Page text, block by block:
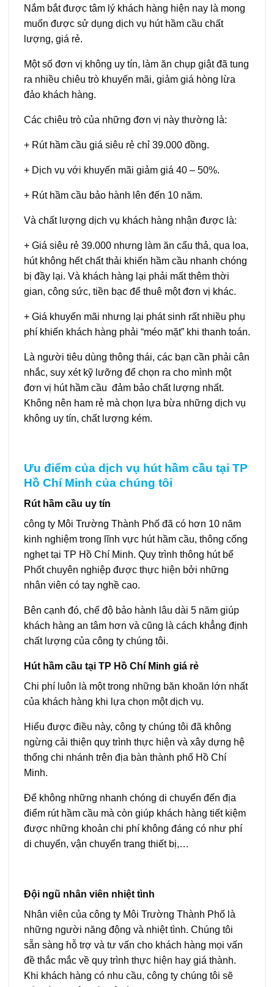
Nắm bắt được tâm lý khách hàng hiện nay là mong
muốn được sử dụng dịch vụ hút hầm cầu chất
lượng, giá rẻ.
Một số đơn vị không uy tín, làm ăn chụp giật đã tung
ra nhiều chiêu trò khuyến mãi, giảm giá hòng lừa
đảo khách hàng.
Các chiêu trò của những đơn vị này thường là:
+ Rút hầm cầu giá siêu rẻ chỉ 39.000 đồng.
+ Dịch vụ với khuyến mãi giảm giá 40 – 50%.
+ Rút hầm cầu bảo hành lên đến 10 năm.
Và chất lượng dịch vụ khách hàng nhận được là:
+ Giá siêu rẻ 39.000 nhưng làm ăn cẩu thả, qua loa,
hút không hết chất thải khiến hầm cầu nhanh chóng
bị đầy lại. Và khách hàng lại phải mất thêm thời
gian, công sức, tiền bạc để thuê một đơn vị khác.
+ Giá khuyến mãi nhưng lại phát sinh rất nhiều phụ
phí khiến khách hàng phải “méo mặt” khi thanh toán.
Là người tiêu dùng thông thái, các bạn cần phải cân
nhắc, suy xét kỹ lưỡng để chọn ra cho mình một
đơn vị hút hầm cầu đảm bảo chất lượng nhất.
Không nên ham rẻ mà chọn lựa bừa những dịch vụ
không uy tín, chất lượng kém.
Ưu điểm của dịch vụ hút hầm cầu tại TP
Hồ Chí Minh của chúng tôi
Rút hầm cầu uy tín
công ty Môi Trường Thành Phố đã có hơn 10 năm
kinh nghiệm trong lĩnh vực hút hầm cầu, thông cống
nghẹt tại TP Hồ Chí Minh. Quy trình thông hút bể
Phốt chuyên nghiệp được thực hiện bởi những
nhân viên có tay nghề cao.
Bên cạnh đó, chế độ bảo hành lâu dài 5 năm giúp
khách hàng an tâm hơn và cũng là cách khẳng định
chất lượng của công ty chúng tôi.
Hút hầm cầu tại TP Hồ Chí Minh giá rẻ
Chi phí luôn là một trong những băn khoăn lớn nhất
của khách hàng khi lựa chọn một dịch vụ.
Hiểu được điều này, công ty chúng tôi đã không
ngừng cải thiện quy trình thực hiện và xây dựng hệ
thống chi nhánh trên địa bàn thành phố Hồ Chí
Minh.
Để không những nhanh chóng di chuyển đến địa
điểm rút hầm cầu mà còn giúp khách hàng tiết kiệm
được những khoản chi phí không đáng có như phí
di chuyển, vận chuyển trang thiết bị,…
Đội ngũ nhân viên nhiệt tình
Nhân viên của công ty Môi Trường Thành Phố là
những người năng động và nhiệt tình. Chúng tôi
sẵn sàng hỗ trợ và tư vấn cho khách hàng mọi vấn
đề thắc mắc về quy trình thực hiện hay giá thành.
Khi khách hàng có nhu cầu, công ty chúng tôi sẽ